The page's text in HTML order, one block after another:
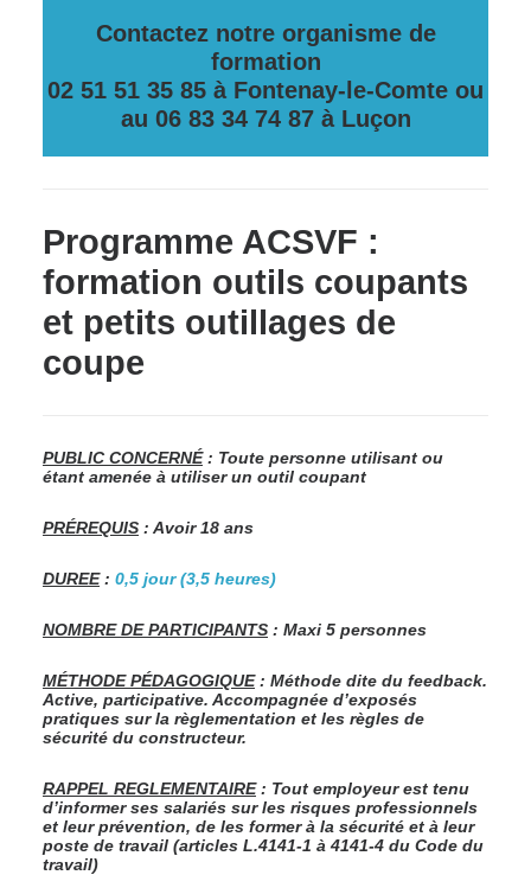
Contactez notre organisme de
formation
02 51 51 35 85 à Fontenay-le-Comte ou
au 06 83 34 74 87 à Luçon
Programme ACSVF :
formation outils coupants
et petits outillages de
coupe
PUBLIC CONCERNÉ: Toute personne utilisant ou
étant amenée à utiliser un outil coupant
PRÉREQUIS : Avoir 18 ans
DUREE: 0,5 jour (3,5 heures)
NOMBRE DE PARTICIPANTS : Maxi 5 personnes
MÉTHODE PÉDAGOGIQUE: Méthode dite du feedback.
Active, participative. Accompagnée d’exposés
pratiques sur la règlementation et les règles de
sécurité du constructeur.
RAPPEL REGLEMENTAIRE: Tout employeur est tenu
d’informer ses salariés sur les risques professionnels
et leur prévention, de les former à la sécurité et à leur
poste de travail (articles L.4141-1 à 4141-4 du Code du
travail)